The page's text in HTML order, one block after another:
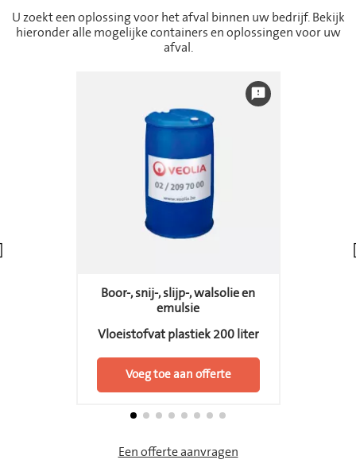
U zoekt een oplossing voor het afval binnen uw bedrijf. Bekijk
hieronder alle mogelijke containers en oplossingen voor uw
afval.
feedback
Boor-, snij-, slijp-, walsolie en
emulsie
Vloeistofvat plastiek 200 liter
Voeg toe aan offerte
Een offerte aanvragen